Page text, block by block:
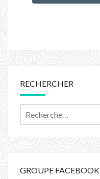
RECHERCHER
Rechercher :
GROUPE FACEBOOK